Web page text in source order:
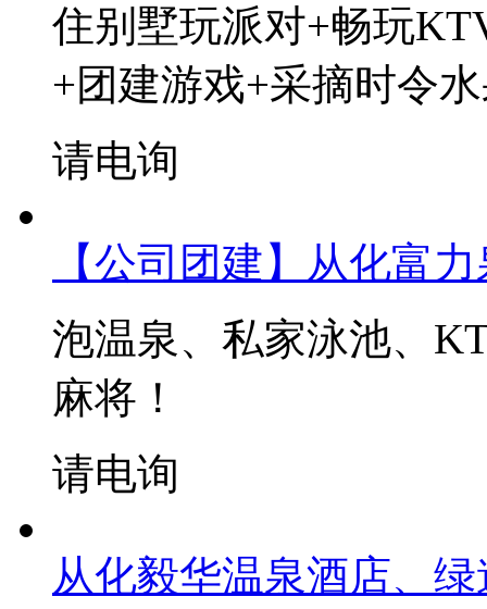
住别墅玩派对+畅玩
+团建游戏+采摘时令
请电询
【公司团建】从化富
泡温泉、私家泳池、
麻将！
请电询
从化毅华温泉酒店、